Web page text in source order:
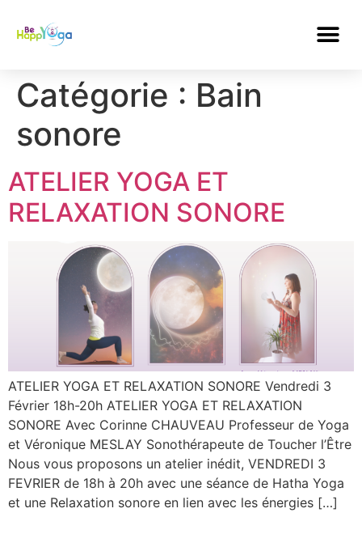
Catégorie : Bain
sonore
ATELIER YOGA ET
RELAXATION SONORE
ATELIER YOGA ET RELAXATION SONORE Vendredi 3
Février 18h-20h ATELIER YOGA ET RELAXATION
SONORE Avec Corinne CHAUVEAU Professeur de Yoga
et Véronique MESLAY Sonothérapeute de Toucher l’Être
Nous vous proposons un atelier inédit, VENDREDI 3
FEVRIER de 18h à 20h avec une séance de Hatha Yoga
et une Relaxation sonore en lien avec les énergies […]